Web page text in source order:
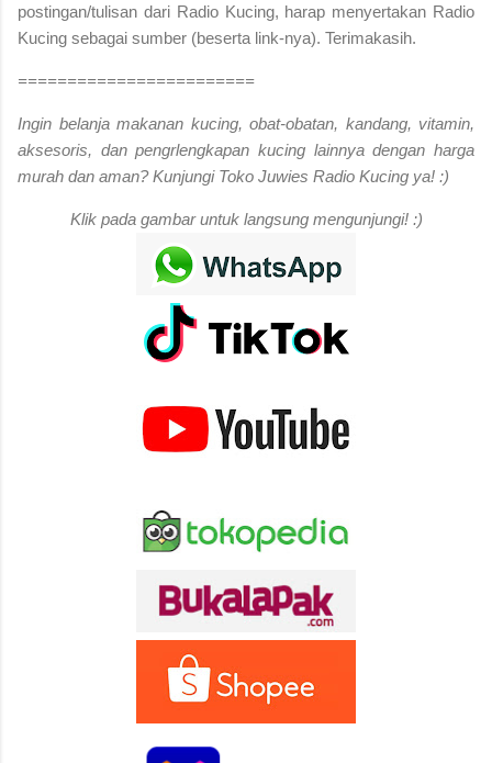
postingan/tulisan dari Radio Kucing, harap menyertakan Radio
Kucing sebagai sumber (beserta link-nya). Terimakasih.
========================
Ingin belanja makanan kucing, obat-obatan, kandang, vitamin,
aksesoris, dan pengrlengkapan kucing lainnya dengan harga
murah dan aman? Kunjungi Toko Juwies Radio Kucing ya! :)
Klik pada gambar untuk langsung mengunjungi! :)